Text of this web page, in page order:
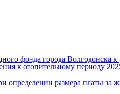
фонда города Волгодонска к
к отопительному периоду
определении размера платы за